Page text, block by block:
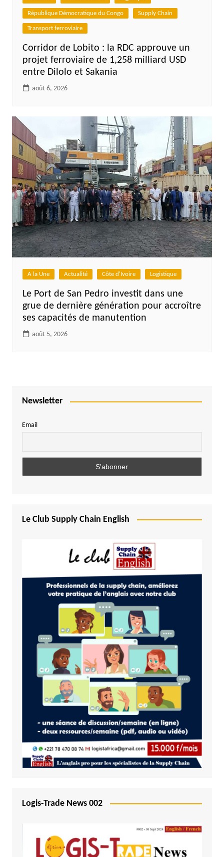
République Démocratique du Congo Supply Chain
Transport ferroviaire
Corridor de Lobito : la RDC approuve un
projet ferroviaire de 1,258 milliard USD
entre Dilolo et Sakania
août 6, 2026
A la Une Actualité Côte d'Ivoire Logistique
Le Port de San Pedro investit dans une
grue de dernière génération pour accroître
ses capacités de manutention
août 5, 2026
Newsletter
Email
Le Club Supply Chain English
Logis-Trade News 002